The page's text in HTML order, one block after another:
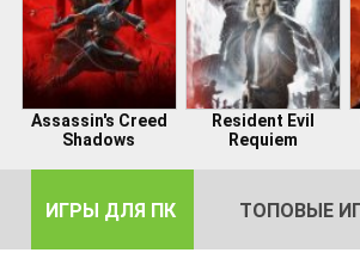
Assassin's Creed
Shadows
Resident Evil
Requiem
ИГРЫ ДЛЯ ПК ТОПОВЫЕ